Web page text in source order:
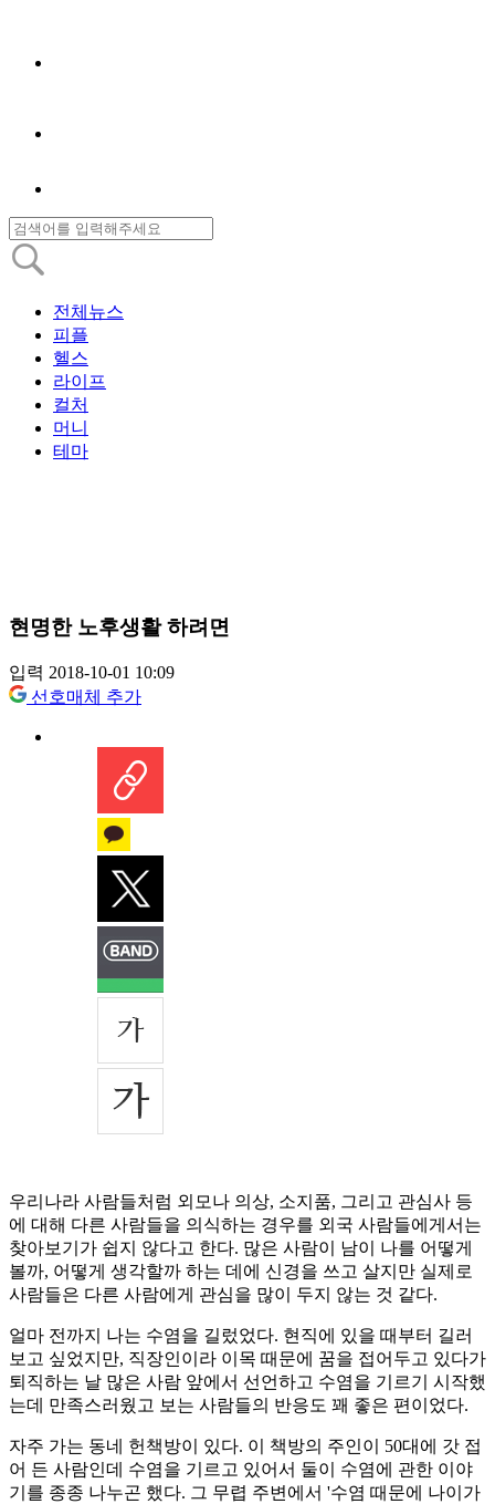
전체뉴스
피플
헬스
라이프
컬처
머니
테마
현명한 노후생활 하려면
입력 2018-10-01 10:09
선호매체 추가
우리나라 사람들처럼 외모나 의상, 소지품, 그리고 관심사 등
에 대해 다른 사람들을 의식하는 경우를 외국 사람들에게서는
찾아보기가 쉽지 않다고 한다. 많은 사람이 남이 나를 어떻게
볼까, 어떻게 생각할까 하는 데에 신경을 쓰고 살지만 실제로
사람들은 다른 사람에게 관심을 많이 두지 않는 것 같다.
얼마 전까지 나는 수염을 길렀었다. 현직에 있을 때부터 길러
보고 싶었지만, 직장인이라 이목 때문에 꿈을 접어두고 있다가
퇴직하는 날 많은 사람 앞에서 선언하고 수염을 기르기 시작했
는데 만족스러웠고 보는 사람들의 반응도 꽤 좋은 편이었다.
자주 가는 동네 헌책방이 있다. 이 책방의 주인이 50대에 갓 접
어 든 사람인데 수염을 기르고 있어서 둘이 수염에 관한 이야
기를 종종 나누곤 했다. 그 무렵 주변에서 '수염 때문에 나이가